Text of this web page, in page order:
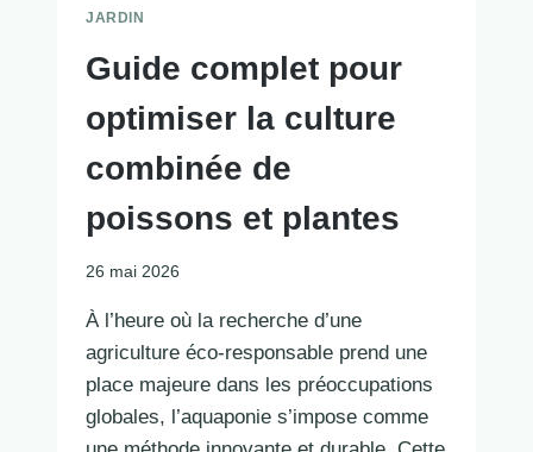
JARDIN
Guide complet pour
optimiser la culture
combinée de
poissons et plantes
26 mai 2026
À l’heure où la recherche d’une
agriculture éco-responsable prend une
place majeure dans les préoccupations
globales, l’aquaponie s’impose comme